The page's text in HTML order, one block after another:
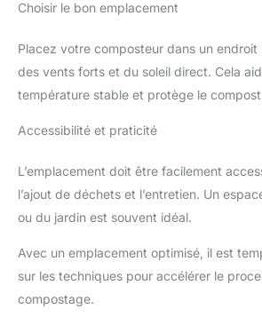
Choisir le bon emplacement
Placez votre composteur dans un endroit
des vents forts et du soleil direct. Cela
température stable et protège le
Accessibilité et praticité
L’emplacement doit être facilement
l’ajout de déchets et l’entretien. Un
ou du jardin est souvent idéal.
Avec un emplacement optimisé, il est
sur les techniques pour accélérer le
compostage.